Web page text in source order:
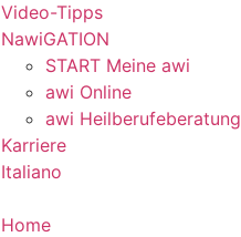
Video-Tipps
NawiGATION
START Meine awi
awi Online
awi Heilberufeberatung
Karriere
Italiano
Home